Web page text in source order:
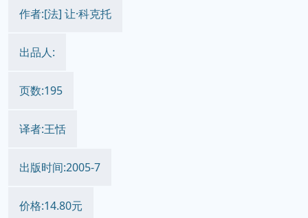
作者:[法] 让·科克托
出品人:
页数:195
译者:王恬
出版时间:2005-7
价格:14.80元